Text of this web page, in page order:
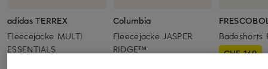
adidas TERREX
Fleecejacke MULTI
ESSENTIALS
Columbia
Fleecejacke JASPER
RIDGE™
Badeshorts
CHF 169